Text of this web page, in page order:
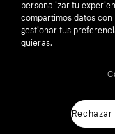
Número de empresa: 556737-
Aviso
personalizar tu
compartimos datos
gestionar tus
quieras.